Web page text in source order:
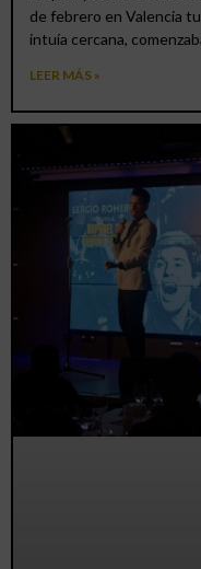
de febrero en Valencia
intuía cercana,
LEER MÁS »